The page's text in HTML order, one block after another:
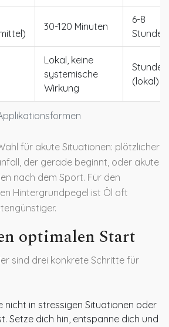
30-120 Minuten
6-8
Stunden
Lokal, keine
systemische
Wirkung
Stunden
(lokal)
für akute Situationen: plötzlicher
der gerade beginnt, oder akute
nach dem Sport. Für den
Hintergrundpegel ist Öl oft
optimalen Start
sind drei konkrete Schritte für
nicht in stressigen Situationen oder
Setze dich hin, entspanne dich und